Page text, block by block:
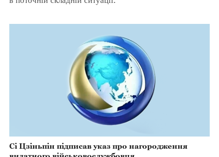
Сі Цзіньпін підписав указ про нагородження